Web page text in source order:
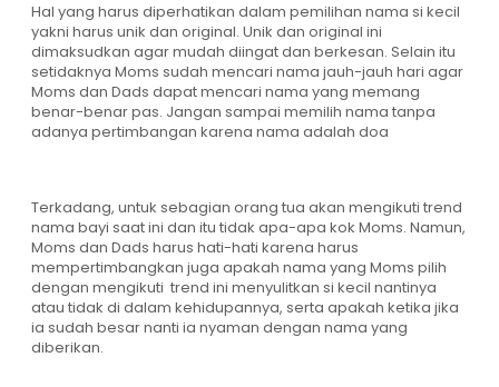
Hal yang harus diperhatikan dalam pemilihan nama si kecil
yakni harus unik dan original. Unik dan original ini
dimaksudkan agar mudah diingat dan berkesan. Selain itu
setidaknya Moms sudah mencari nama jauh-jauh hari agar
Moms dan Dads dapat mencari nama yang memang
benar-benar pas. Jangan sampai memilih nama tanpa
adanya pertimbangan karena nama adalah doa
Terkadang, untuk sebagian orang tua akan mengikuti trend
nama bayi saat ini dan itu tidak apa-apa kok Moms. Namun,
Moms dan Dads harus hati-hati karena harus
mempertimbangkan juga apakah nama yang Moms pilih
dengan mengikuti trend ini menyulitkan si kecil nantinya
atau tidak di dalam kehidupannya, serta apakah ketika jika
ia sudah besar nanti ia nyaman dengan nama yang
diberikan.